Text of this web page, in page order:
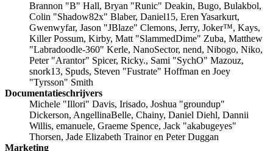
Brannon "B" Hall, Bryan "Runic" Deakin, Bugo, Bulakbol,
Colin "Shadow82x" Blaber, Daniel15, Eren Yasarkurt,
Gwenwyfar, Jason "JBlaze" Clemons, Jerry, Joker™, Kays,
Killer Possum, Kirby, Matt "SlammedDime" Zuba, Matthew
"Labradoodle-360" Kerle, NanoSector, nend, Nibogo, Niko,
Peter "Arantor" Spicer, Ricky., Sami "SychO" Mazouz,
snork13, Spuds, Steven "Fustrate" Hoffman en Joey
"Tyrsson" Smith
Documentatieschrijvers
Michele "Illori" Davis, Irisado, Joshua "groundup"
Dickerson, AngellinaBelle, Chainy, Daniel Diehl, Dannii
Willis, emanuele, Graeme Spence, Jack "akabugeyes"
Thorsen, Jade Elizabeth Trainor en Peter Duggan
Marketing